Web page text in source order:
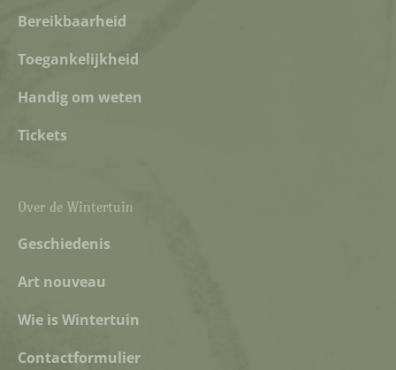
Bereikbaarheid
Toegankelijkheid
Handig om weten
Tickets
Over de Wintertuin
Geschiedenis
Art nouveau
Wie is Wintertuin
Contactformulier